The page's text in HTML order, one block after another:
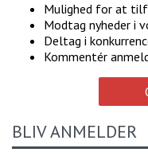
Mulighed for at
Modtag nyheder i
Deltag i
Kommentér
BLIV ANMELDER